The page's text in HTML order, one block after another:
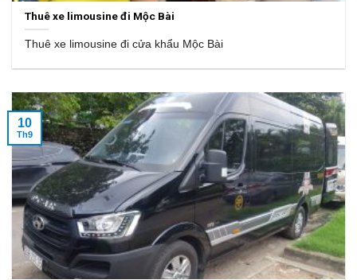
Thuê xe limousine đi Mộc Bài
Thuê xe limousine đi cửa khẩu Mộc Bài
10
Th9